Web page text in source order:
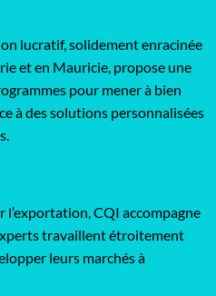
lucratif, solidement enracinée
et en Mauricie, propose une
pour mener à bien
à des solutions personnalisées
l’exportation, CQI accompagne
travaillent étroitement
leurs marchés à